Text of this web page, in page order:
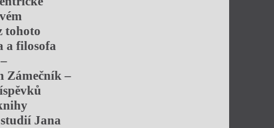
tohoto
a filosofa
–
Zámečník –
Jana